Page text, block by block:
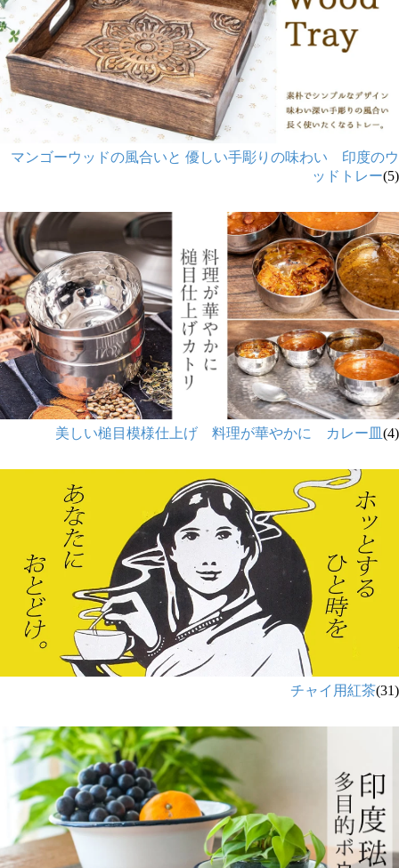
マンゴーウッドの風合いと 優しい手彫りの味わい 印度のウ
ッドトレー(5)
美しい槌目模様仕上げ 料理が華やかに カレー皿 (4)
チャイ用紅茶(31)